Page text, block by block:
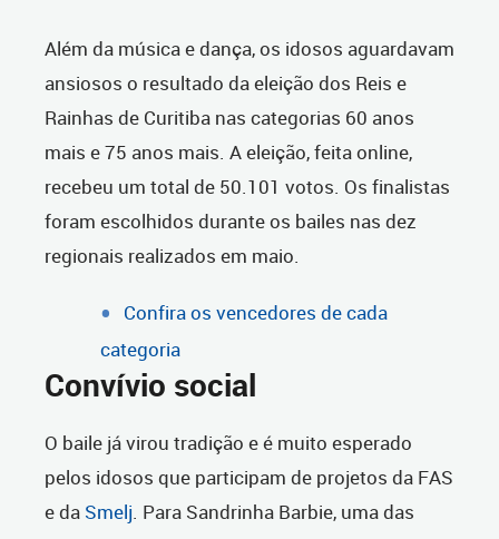
Além da música e dança, os idosos aguardavam
ansiosos o resultado da eleição dos Reis e
Rainhas de Curitiba nas categorias 60 anos
mais e 75 anos mais. A eleição, feita online,
recebeu um total de 50.101 votos. Os finalistas
foram escolhidos durante os bailes nas dez
regionais realizados em maio.
Confira os vencedores de cada
categoria
Convívio social
O baile já virou tradição e é muito esperado
pelos idosos que participam de projetos da FAS
e da Smelj. Para Sandrinha Barbie, uma das